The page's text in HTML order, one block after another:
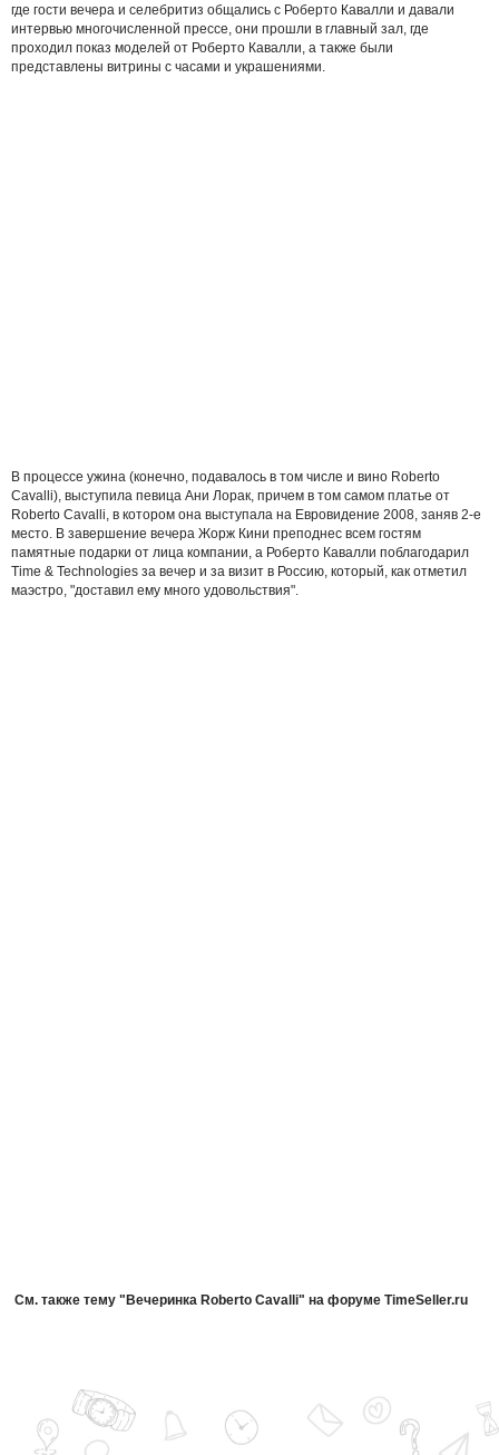
где гости вечера и селебритиз общались с Роберто Кавалли и давали
интервью многочисленной прессе, они прошли в главный зал, где
проходил показ моделей от Роберто Кавалли, а также были
представлены витрины с часами и украшениями.
В процессе ужина (конечно, подавалось в том числе и вино Roberto
Cavalli), выступила певица Ани Лорак, причем в том самом платье от
Roberto Cavalli, в котором она выступала на Евровидение 2008, заняв 2-е
место. В завершение вечера Жорж Кини преподнес всем гостям
памятные подарки от лица компании, а Роберто Кавалли поблагодарил
Time & Technologies за вечер и за визит в Россию, который, как отметил
маэстро, "доставил ему много удовольствия".
См. также тему "Вечеринка Roberto Cavalli" на форуме TimeSeller.ru